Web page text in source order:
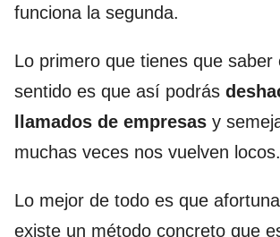
funciona la segunda.
Lo primero que tienes que saber
sentido es que así podrás
llamados de empresas y
muchas veces nos vuelven locos.
Lo mejor de todo es que
existe un método concreto que